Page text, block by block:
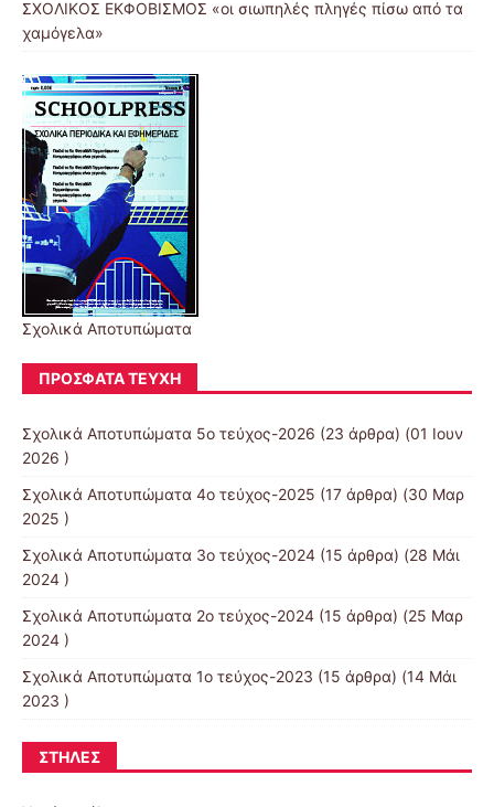
ΣΧΟΛΙΚΟΣ ΕΚΦΟΒΙΣΜΟΣ «οι σιωπηλές πληγές πίσω από τα
χαμόγελα»
Σχολικά Αποτυπώματα
ΠΡΌΣΦΑΤΑ ΤΕΎΧΗ
Σχολικά Αποτυπώματα 5ο τεύχος-2026 (23 άρθρα) (01 Ιουν
2026 )
Σχολικά Αποτυπώματα 4ο τεύχος-2025 (17 άρθρα) (30 Μαρ
2025 )
Σχολικά Αποτυπώματα 3ο τεύχος-2024 (15 άρθρα) (28 Μάι
2024 )
Σχολικά Αποτυπώματα 2ο τεύχος-2024 (15 άρθρα) (25 Μαρ
2024 )
Σχολικά Αποτυπώματα 1ο τεύχος-2023 (15 άρθρα) (14 Μάι
2023 )
ΣΤΉΛΕΣ